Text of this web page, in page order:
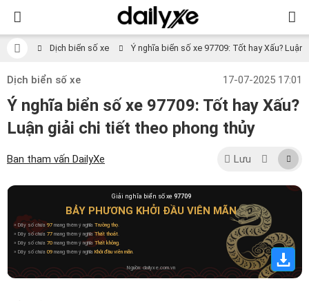
Dịch biển số xe Ý nghĩa biển số xe 97709: Tốt hay Xấu?
Dịch biển số xe 17-07-2025 17:01
Ý nghĩa biển số xe 97709: Tốt hay Xấu?
Luận giải chi tiết theo phong thủy
Ban tham vấn DailyXe Lưu
Giải nghĩa biển số xe 97709
BẢY PHƯƠNG KHỞI ĐẦU VIÊN MÃN
» Dãy số chứa97 mang thêm ý nghĩa Trường thọ.
» Dãy số chứa 77 mang thêm ý nghĩaThất thoát.
» Dãy số chứa 70 mang thêm ý nghĩaThất không.
» Dãy số chứa 09 mang thêm ý nghĩa Khởi đầu viên mãn.
Nguồn: dailyxe.com.vn